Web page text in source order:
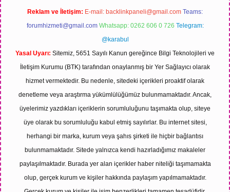
Reklam ve İletişim: E-mail: backlinkpaneli@gmail.com Teams:
forumhizmeti@gmail.com Whatsapp: 0262 606 0 726 Telegram:
@karabul
Yasal Uyarı: Sitemiz, 5651 Sayılı Kanun gereğince Bilgi Teknolojileri ve
İletişim Kurumu (BTK) tarafından onaylanmış bir Yer Sağlayıcı olarak
hizmet vermektedir. Bu nedenle, sitedeki içerikleri proaktif olarak
denetleme veya araştırma yükümlülüğümüz bulunmamaktadır. Ancak,
üyelerimiz yazdıkları içeriklerin sorumluluğunu taşımakta olup, siteye
üye olarak bu sorumluluğu kabul etmiş sayılırlar. Bu internet sitesi,
herhangi bir marka, kurum veya şahıs şirketi ile hiçbir bağlantısı
bulunmamaktadır. Sitede yalnızca kendi hazırladığımız makaleler
paylaşılmaktadır. Burada yer alan içerikler haber niteliği taşımamakta
olup, gerçek kurum ve kişiler hakkında paylaşım yapılmamaktadır.